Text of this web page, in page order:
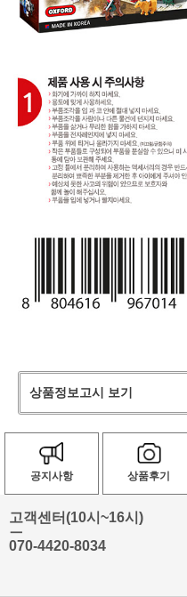
상품정보고시 보기
공지사항 상품후기
고객센터(10시~16시)
ㅡ
070-4420-8034